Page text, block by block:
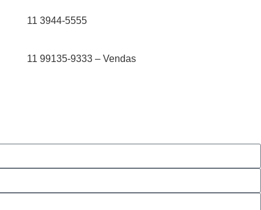
11 3944-5555
11 99135-9333 – Vendas